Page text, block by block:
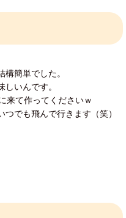
簡単でした。
いんです。
来て作ってくださいｗ
でも飛んで行きます（笑）